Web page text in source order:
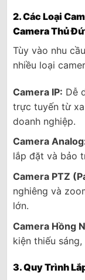
2. Các Loại
Camera Thủ
Tùy vào nhu
nhiều loại
Camera IP: Dễ
trực tuyến từ
doanh nghiệp.
Camera
lắp đặt và bảo
Camera PTZ
nghiêng và
lớn.
Camera Hồng
kiện thiếu
3. Quy Trình